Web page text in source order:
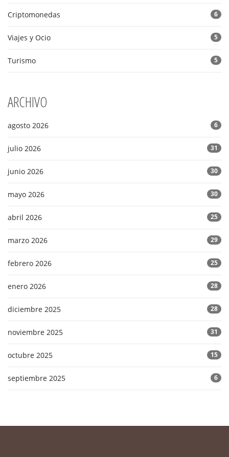
Criptomonedas 6
Viajes y Ocio 5
Turismo 5
ARCHIVO
agosto 2026 6
julio 2026 31
junio 2026 30
mayo 2026 30
abril 2026 25
marzo 2026 29
febrero 2026 25
enero 2026 28
diciembre 2025 28
noviembre 2025 31
octubre 2025 15
septiembre 2025 6